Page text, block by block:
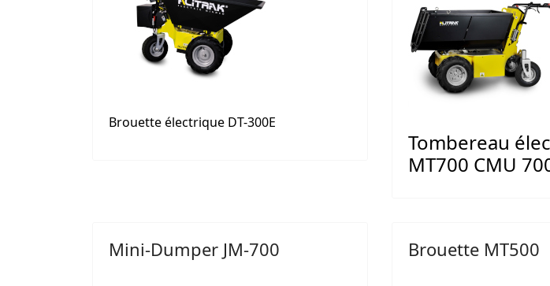
Brouette électrique DT-300E
Tombereau
MT700 CMU
Mini-Dumper JM-700 Brouette MT500